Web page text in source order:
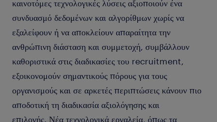
καινοτόμες τεχνολογικές λύσεις αξιοποιούν ένα
συνδυασμό δεδομένων και αλγορίθμων χωρίς να
εξαλείφουν ή να αποκλείουν απαραίτητα την
ανθρώπινη διάσταση και συμμετοχή, συμβάλλουν
καθοριστικά στις διαδικασίες του recruitment,
εξοικονομούν σημαντικούς πόρους για τους
οργανισμούς και σε αρκετές περιπτώσεις κάνουν πιο
αποδοτική τη διαδικασία αξιολόγησης και
επιλογής. Νέα τεχνολογικά εργαλεία, όπως τα